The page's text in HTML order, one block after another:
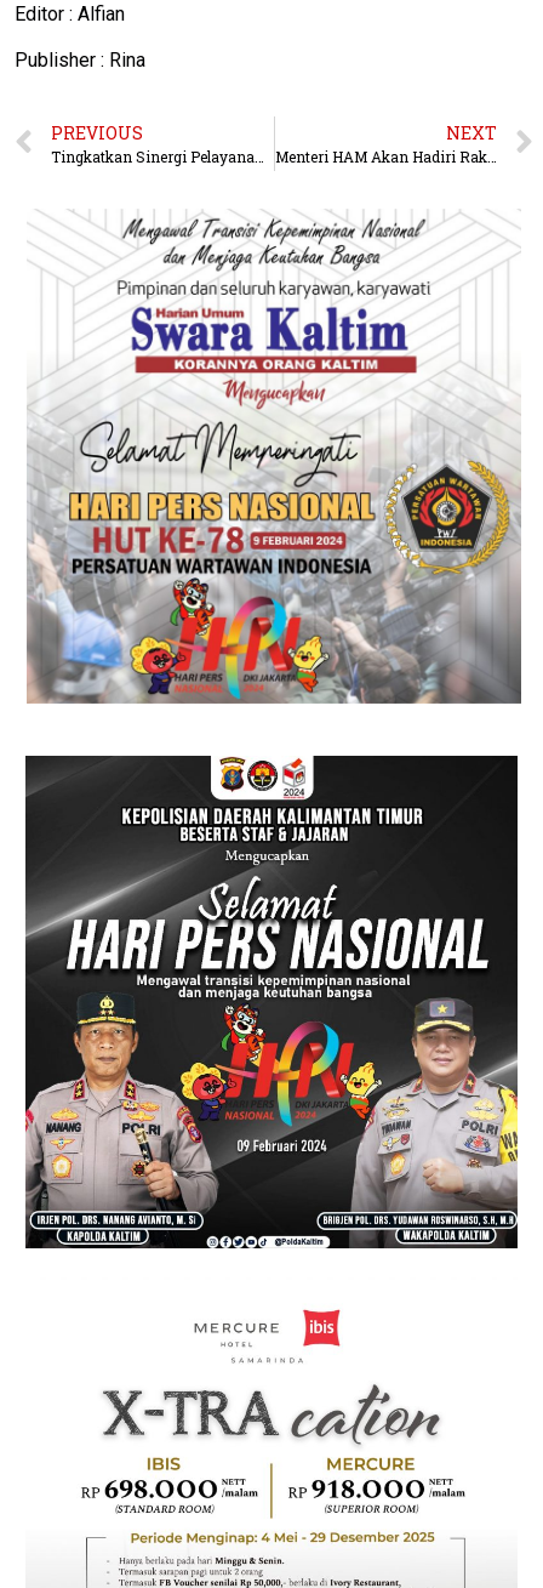
Editor : Alfian
Publisher : Rina
PREVIOUS
Tingkatkan Sinergi Pelayanan Antar Proses Bisnis, PLN UIP3B Kalimantan Gelar Customer Gathering 2024
NEXT
Menteri HAM Akan Hadiri Rakernas ke-3 JMSI di Kaltim